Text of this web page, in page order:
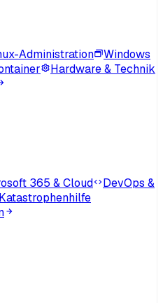
Administration
Windows
Hardware & Technik
365 & Cloud
DevOps &